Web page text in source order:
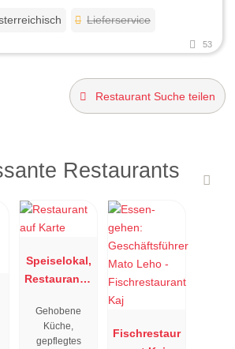
Lieferservice
53
Restaurant Suche teilen
Restaurants
Speiselokal,
Restaurant "
"
Gehobene
Küche,
gepflegtes
Fischrestaur